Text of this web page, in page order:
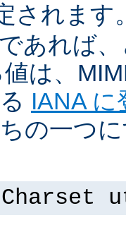
されま
あれば
は、
IANA
の一つ